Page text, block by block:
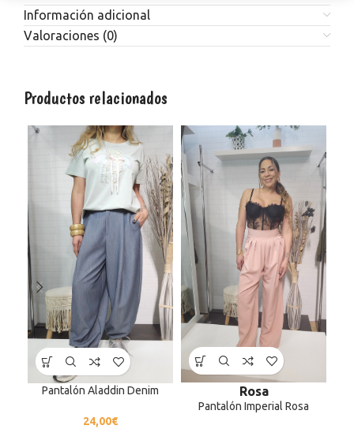
Información adicional
Valoraciones (0)
Productos relacionados
Pantalón Aladdin Denim
24,00€
Rosa
Pantalón Imperial Rosa